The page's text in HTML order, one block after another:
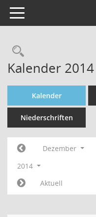
Toggle navigation
Kalender
Kalender
Niederschriften
Dezember
2014
Aktuell